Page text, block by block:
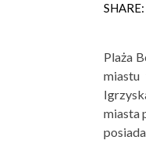
SHARE:
Plaża
miasta